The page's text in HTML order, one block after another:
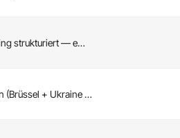
strukturiert — e…
(Brüssel + Ukraine …